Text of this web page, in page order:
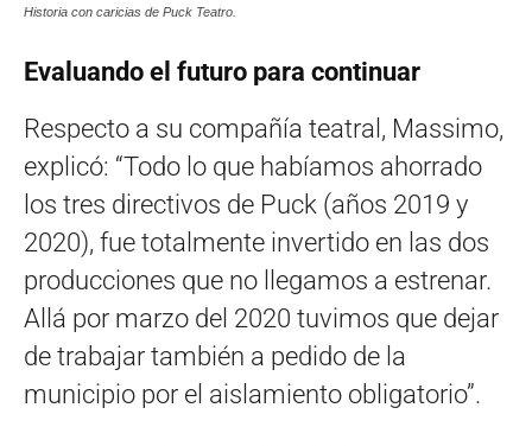
Historia con caricias de Puck Teatro.
Evaluando el futuro para continuar
Respecto a su compañía teatral, Massimo,
explicó: “Todo lo que habíamos ahorrado
los tres directivos de Puck (años 2019 y
2020), fue totalmente invertido en las dos
producciones que no llegamos a estrenar.
Allá por marzo del 2020 tuvimos que dejar
de trabajar también a pedido de la
municipio por el aislamiento obligatorio”.